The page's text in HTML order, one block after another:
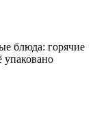
блюда: горячие
упаковано